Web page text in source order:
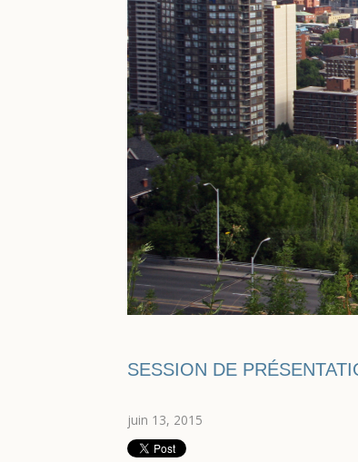
SESSION DE
juin 13, 2015